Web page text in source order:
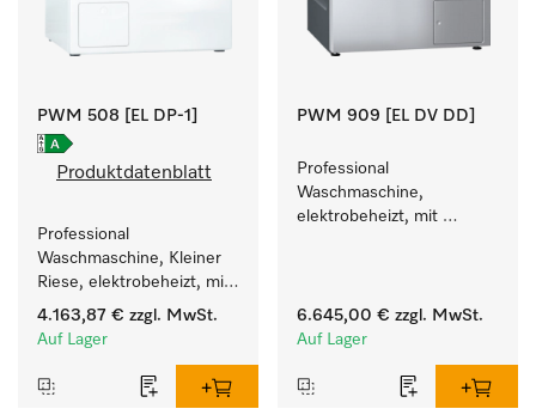
PWM 508 [EL DP-1]
Produktdatenblatt
Professional
Waschmaschine, Kleiner
Riese, elektrobeheizt, mit
Ablaufpumpe und
zielgruppenspezifischen
Leistung 8 kg  in 49 min .
4.163,87 € zzgl. MwSt.
Auf Lager
PWM 909 [EL DV DD]
Professional
Waschmaschine,
elektrobeheizt, mit
programmierbar.
6.645,00 € zzgl. MwSt.
Auf Lager